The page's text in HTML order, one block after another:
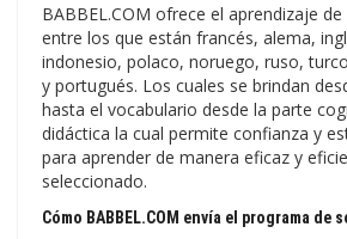
BABBEL.COM ofrece el aprendizaje
entre los que están francés, alema,
indonesio, polaco, noruego, ruso,
y portugués. Los cuales se brindan
hasta el vocabulario desde la parte
didáctica la cual permite confianza y
para aprender de manera eficaz y
seleccionado.
Cómo BABBEL.COM envía el programa de